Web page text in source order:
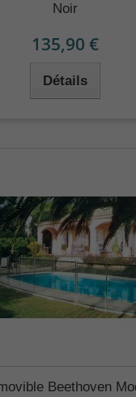
Noir
135,90 €
Détails
Beethoven